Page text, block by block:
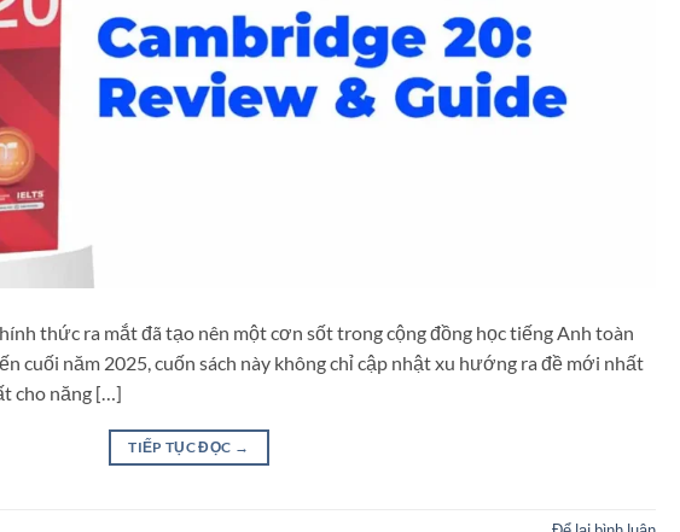
thức ra mắt đã tạo nên một cơn sốt trong cộng đồng học tiếng Anh toàn
cuối năm 2025, cuốn sách này không chỉ cập nhật xu hướng ra đề mới nhất
cho năng […]
TIẾP TỤC ĐỌC →